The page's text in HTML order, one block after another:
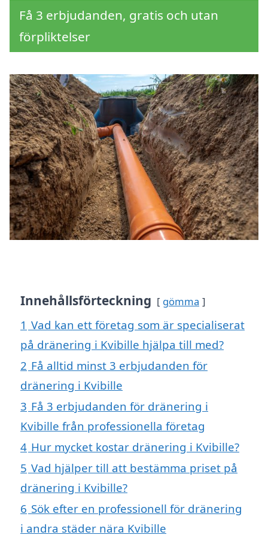
Få 3 erbjudanden, gratis och utan
förpliktelser
Innehållsförteckning gömma
1 Vad kan ett företag som är specialiserat
på dränering i Kvibille hjälpa till med?
2 Få alltid minst 3 erbjudanden för
dränering i Kvibille
3 Få 3 erbjudanden för dränering i
Kvibille från professionella företag
4 Hur mycket kostar dränering i Kvibille?
5 Vad hjälper till att bestämma priset på
dränering i Kvibille?
6 Sök efter en professionell för dränering
i andra städer nära Kvibille